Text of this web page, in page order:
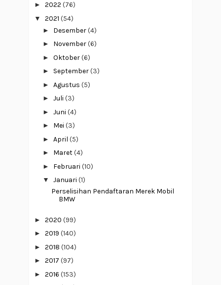
► 2022 (76)
▼ 2021 (54)
► Desember(4)
► November(6)
► Oktober(6)
► September(3)
► Agustus (5)
► Juli (3)
► Juni (4)
► Mei (3)
► April (5)
► Maret(4)
► Februari (10)
▼ Januari (1)
Perselisihan Pendaftaran Merek Mobil
BMW
► 2020 (99)
► 2019 (140)
► 2018 (104)
► 2017 (97)
► 2016 (153)